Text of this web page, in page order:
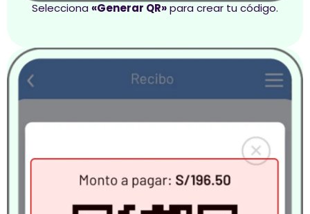
Selecciona«Generar QR»para crear tu código.